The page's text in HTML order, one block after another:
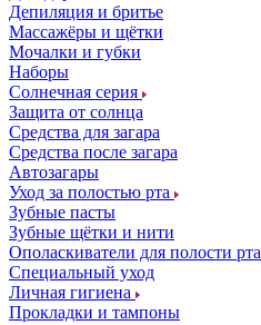
Депиляция и бритье
Массажёры и щётки
Мочалки и губки
Наборы
Солнечная серия
Защита от солнца
Средства для загара
Средства после загара
Автозагары
Уход за полостью рта
Зубные пасты
Зубные щётки и нити
Ополаскиватели для полости рта
Специальный уход
Личная гигиена
Прокладки и тампоны